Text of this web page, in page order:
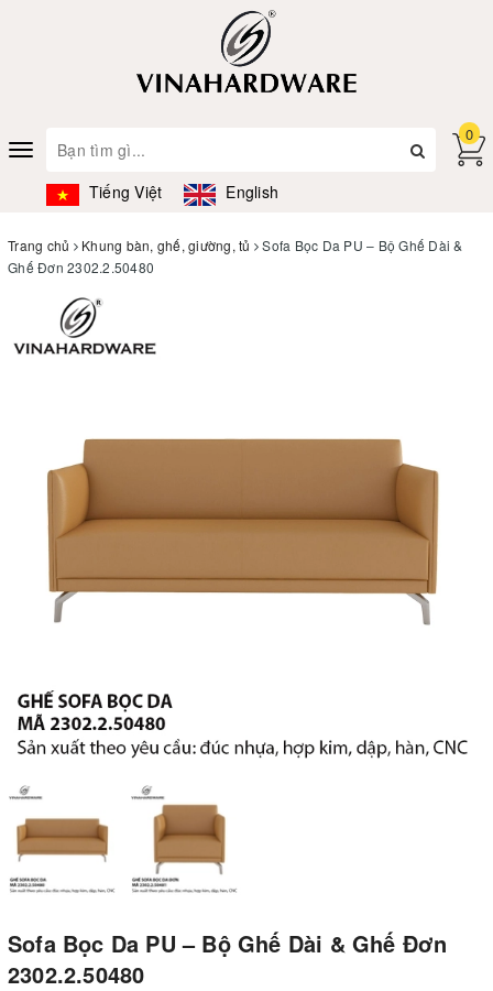
Toggle
navigation
Tiếng Việt English
0
Trang chủ Khung bàn, ghế, giường, tủ
Sofa Bọc Da PU – Bộ Ghế Dài &
Ghế Đơn 2302.2.50480
Sofa Bọc Da PU – Bộ Ghế Dài & Ghế Đơn
2302.2.50480